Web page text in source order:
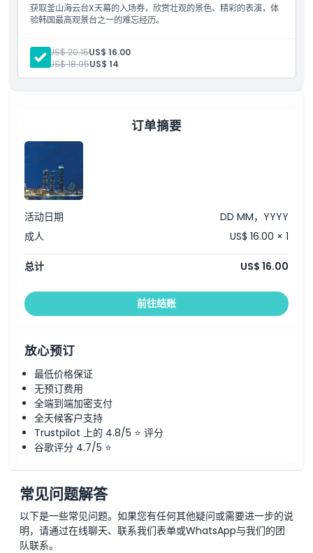
营业时间
需要了解的事项
取消政策
获取釜山海云台X天幕的入场券，欣赏壮观的景色、精彩的表演，体
验韩国最高观景台之一的难忘经历。
成人: US$ 20.15US$ 16.00
儿童:
US$ 18.05US$ 14
订单摘要
活动日期
DD MM，YYYY
成人
US$ 16.00 × 1
总计 US$ 16.00
前往结账
放心预订
最低价格保证
无预订费用
全端到端加密支付
全天候客户支持
Trustpilot 上的 4.8/5 ⭐ 评分
谷歌评分 4.7/5 ⭐
常见问题解答
以下是一些常见问题。如果您有任何其他疑问或需要进一步的说
明，请通过在线聊天、联系我们表单或WhatsApp与我们的团
队联系。